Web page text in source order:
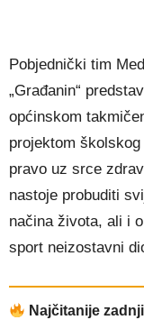
Pobjednički tim
„Građanin“
općinskom
projektom školskog
pravo uz srce
nastoje probuditi
načina života, ali i
sport neizostavni
Najčitanije